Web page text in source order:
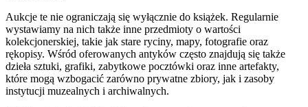
Aukcje te nie ograniczają się wyłącznie do książek. Regularnie
wystawiamy na nich także inne przedmioty o wartości
kolekcjonerskiej, takie jak stare ryciny, mapy, fotografie oraz
rękopisy. Wśród oferowanych antyków często znajdują się także
dzieła sztuki, grafiki, zabytkowe pocztówki oraz inne artefakty,
które mogą wzbogacić zarówno prywatne zbiory, jak i zasoby
instytucji muzealnych i archiwalnych.